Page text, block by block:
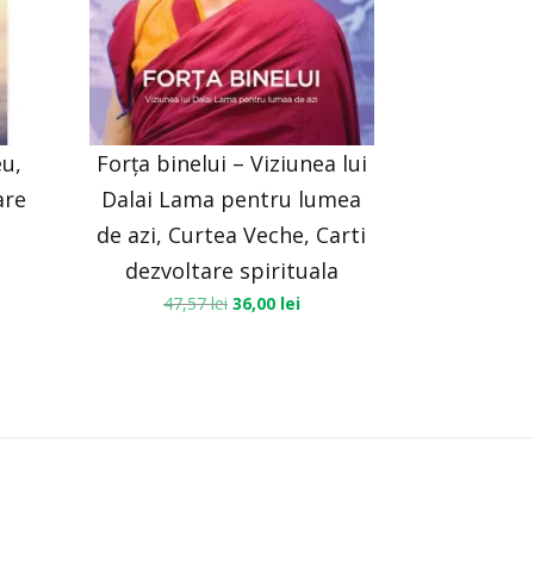
Forța binelui – Viziunea lui
Dalai Lama pentru lumea
de azi, Curtea Veche, Carti
dezvoltare spirituala
47,57lei 36,00 lei